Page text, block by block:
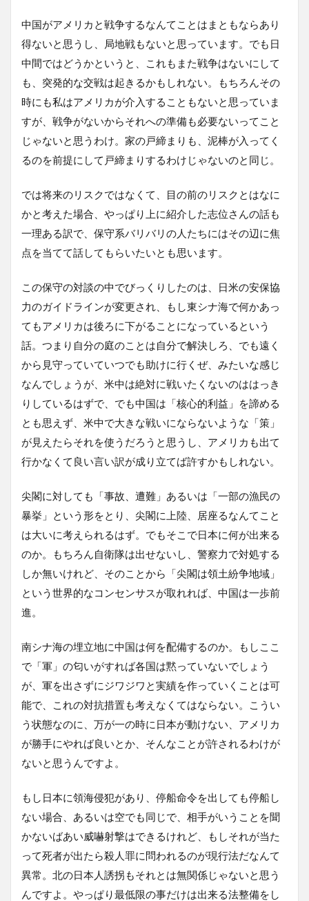
中国がアメリカと戦争するなんてことはまともならあり
得ないと思うし、局地戦もないと思っています。でも日
中間ではどうかというと、これもまた戦争はないにして
も、突発的な交戦は起きるかもしれない。もちろんその
時にも私はアメリカが介入することもないと思っていま
すが、戦争がないからそれへの準備も必要ないってこと
じゃないと思うわけ。家の戸締まりも、泥棒が入ってく
るのを前提にして戸締まりするわけじゃないのと同じ。
では将来のリスクではなくて、目の前のリスクとはなに
かと考えた場合、やっぱり上に紹介した志位さんの話も
一理ある訳で、保守系バリバリの人たちにはその辺に焦
点を当てて話してもらいたいとも思います。
この保守の対談の中でびっくりしたのは、日米の安保協
力のガイドラインが変更され、もし東シナ海で何かあっ
てもアメリカは後ろに下がることになっているという
話。つまり自分の庭のことは自分で解決しろ、でも遠く
から見守っていていつでも助けに行くぜ、みたいな感じ
なんでしょうが、米中は絶対に戦いたくないのははっき
りしているはずで、でも中国は「核心的利益」を諦める
とも思えず、米中で大きな戦いにならないような「策」
が見えたらそれを使うだろうと思うし、アメリカも出て
行かなくて良い言い訳が成り立てば許すかもしれない。
尖閣に対しても「事故、遭難」あるいは「一部の漁民の
暴挙」という形をとり、尖閣に上陸、居座るなんてこと
は大いに考えられるはず。でもそこで日本に何が出来る
のか。もちろん自衛隊は出せないし、警察力で対処する
しか無いけれど、そのことから「尖閣は領土紛争地域」
という世界的なコンセンサスが取れれば、中国は一歩前
進。
南シナ海の埋立地に中国は何を配備するのか。もしここ
で「軍」の匂いがすれば各国は黙っていないでしょう
が、軍を出さずにジワジワと実績を作っていくことは可
能で、これの対抗措置も考えなくてはならない。こうい
う状態なのに、万が一の時に日本が動けない、アメリカ
が勝手にやれば良いとか、そんなことが許されるわけが
ないと思うんですよ。
もし日本に領海侵犯があり、停船命令を出しても停船し
ない場合、あるいは空でも同じで、相手がいうことを聞
かないばあい威嚇射撃はできるけれど、もしそれが当た
って死者が出たら殺人罪に問われるのが現行法だなんて
異常。北の日本人誘拐もそれとは無関係じゃないと思う
んですよ。やっぱり最低限の事だけは出来る法整備をし